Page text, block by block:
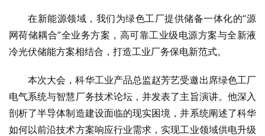
在新能源领域，我们为绿色工厂提供储备一体化的“源
网荷储耦合”全业务方案，高可靠工业级电源方案与全新液
冷光伏储能方案相结合，打造工业厂务保电新范式。
本次大会，科华工业产品总监赵芳艺受邀出席绿色工厂
电气系统与智慧厂务技术论坛，并发表了主旨演讲。他深入
剖析了半导体制造建设面临的现实困境，并系统阐述了科华
如何以前沿技术方案响应行业需求，实现工业领域供电升级